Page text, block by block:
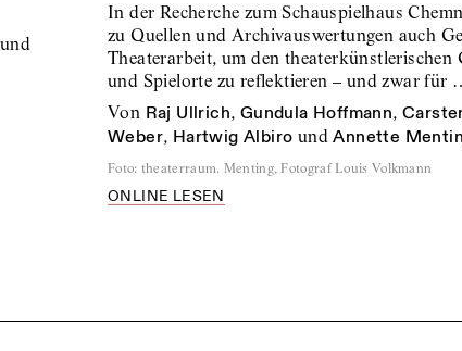
und
In der Recherche zum Schauspielhaus
zu Quellen und Archivauswertungen auch
Theaterarbeit, um den theaterkünstlerischen
und Spielorte zu reflektieren – und zwar für
von Raj Ullrich, Gundula Hoffmann,
Weber, Hartwig Albiro und Annette
Foto: theaterraum. Menting, Fotograf Louis Volkmann
ONLINE LESEN